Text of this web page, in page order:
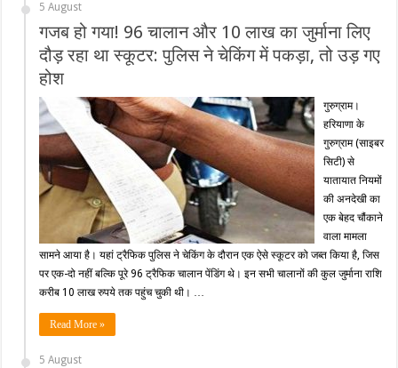
5 August
गजब हो गया! 96 चालान और 10 लाख का जुर्माना लिए
दौड़ रहा था स्कूटर: पुलिस ने चेकिंग में पकड़ा, तो उड़ गए
होश
गुरुग्राम।
हरियाणा के
गुरुग्राम (साइबर
सिटी) से
यातायात नियमों
की अनदेखी का
एक बेहद चौंकाने
वाला मामला
सामने आया है। यहां ट्रैफिक पुलिस ने चेकिंग के दौरान एक ऐसे स्कूटर को जब्त किया है, जिस
पर एक-दो नहीं बल्कि पूरे 96 ट्रैफिक चालान पेंडिंग थे। इन सभी चालानों की कुल जुर्माना राशि
करीब 10 लाख रुपये तक पहुंच चुकी थी। …
Read More »
5 August